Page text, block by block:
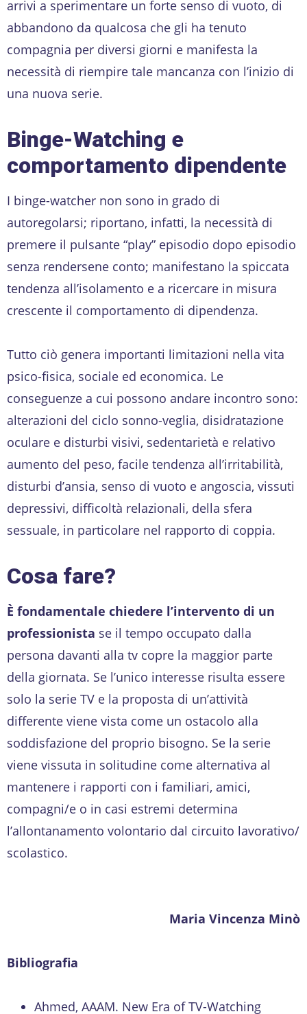
arrivi a sperimentare un forte senso di vuoto, di
abbandono da qualcosa che gli ha tenuto
compagnia per diversi giorni e manifesta la
necessità di riempire tale mancanza con l’inizio di
una nuova serie.
Binge-Watching e
comportamento dipendente
I binge-watcher non sono in grado di
autoregolarsi; riportano, infatti, la necessità di
premere il pulsante “play” episodio dopo episodio
senza rendersene conto; manifestano la spiccata
tendenza all’isolamento e a ricercare in misura
crescente il comportamento di dipendenza.
Tutto ciò genera importanti limitazioni nella vita
psico-fisica, sociale ed economica. Le
conseguenze a cui possono andare incontro sono:
alterazioni del ciclo sonno-veglia, disidratazione
oculare e disturbi visivi, sedentarietà e relativo
aumento del peso, facile tendenza all’irritabilità,
disturbi d’ansia, senso di vuoto e angoscia, vissuti
depressivi, difficoltà relazionali, della sfera
sessuale, in particolare nel rapporto di coppia.
Cosa fare?
È fondamentale chiedere l’intervento di un
professionista se il tempo occupato dalla
persona davanti alla tv copre la maggior parte
della giornata. Se l’unico interesse risulta essere
solo la serie TV e la proposta di un’attività
differente viene vista come un ostacolo alla
soddisfazione del proprio bisogno. Se la serie
viene vissuta in solitudine come alternativa al
mantenere i rapporti con i familiari, amici,
compagni/e o in casi estremi determina
l’allontanamento volontario dal circuito lavorativo/
scolastico.
Maria Vincenza Minò
Bibliografia
Ahmed, AAAM. New Era of TV-Watching